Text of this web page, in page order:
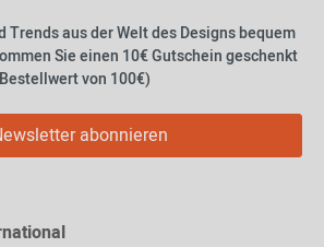
Trends aus der Welt des Designs bequem
Sie einen 10€ Gutschein geschenkt
von 100€)
abonnieren